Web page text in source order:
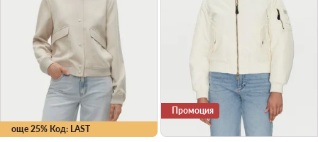
още 25% Код: LAST
Промоция